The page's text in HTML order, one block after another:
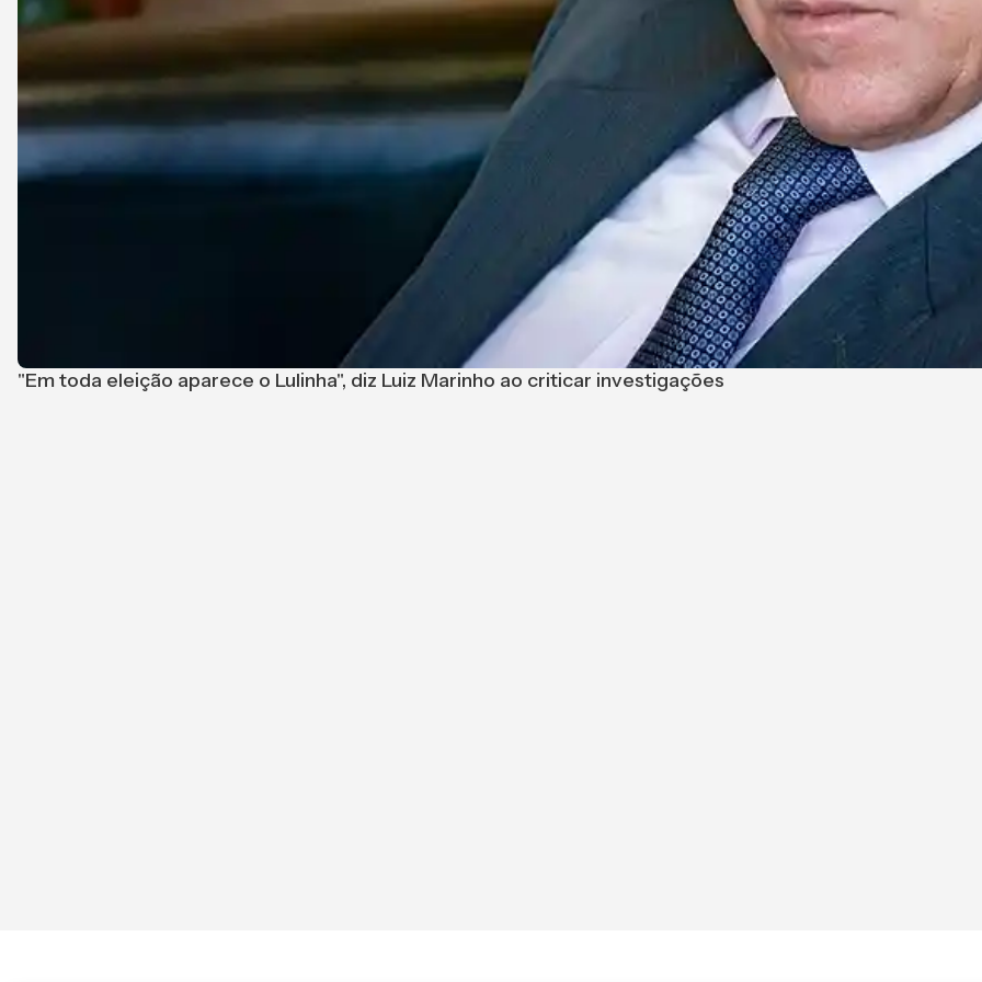
"Em toda eleição aparece o Lulinha", diz Luiz Marinho ao criticar investigações